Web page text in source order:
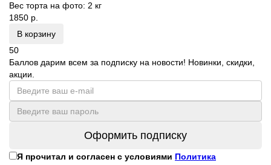
Вес торта на фото: 2 кг
1850 р.
В корзину
50
Баллов дарим всем за подписку на новости! Новинки, скидки,
акции.
Оформить подписку
Я прочитал и согласен с условиями Политика